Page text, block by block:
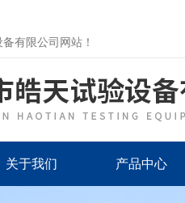
有限公司网站！
关于我们 产品中心